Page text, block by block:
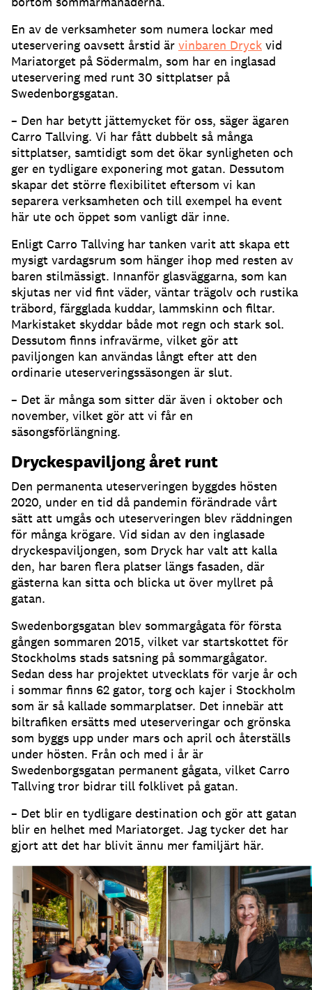
En av de verksamheter som numera lockar med
uteservering oavsett årstid är vinbaren Dryck vid
Mariatorget på Södermalm, som har en inglasad
uteservering med runt 30 sittplatser på
Swedenborgsgatan.
– Den har betytt jättemycket för oss, säger ägaren
Carro Tallving. Vi har fått dubbelt så många
sittplatser, samtidigt som det ökar synligheten och
ger en tydligare exponering mot gatan. Dessutom
skapar det större flexibilitet eftersom vi kan
separera verksamheten och till exempel ha event
här ute och öppet som vanligt där inne.
Enligt Carro Tallving har tanken varit att skapa ett
mysigt vardagsrum som hänger ihop med resten av
baren stilmässigt. Innanför glasväggarna, som kan
skjutas ner vid fint väder, väntar trägolv och rustika
träbord, färgglada kuddar, lammskinn och filtar.
Markistaket skyddar både mot regn och stark sol.
Dessutom finns infravärme, vilket gör att
paviljongen kan användas långt efter att den
ordinarie uteserveringssäsongen är slut.
– Det är många som sitter där även i oktober och
november, vilket gör att vi får en
säsongsförlängning.
Dryckespaviljong året runt
Den permanenta uteserveringen byggdes hösten
2020, under en tid då pandemin förändrade vårt
sätt att umgås och uteserveringen blev räddningen
för många krögare. Vid sidan av den inglasade
dryckespaviljongen, som Dryck har valt att kalla
den, har baren flera platser längs fasaden, där
gästerna kan sitta och blicka ut över myllret på
gatan.
Swedenborgsgatan blev sommargågata för första
gången sommaren 2015, vilket var startskottet för
Stockholms stads satsning på sommargågator.
Sedan dess har projektet utvecklats för varje år och
i sommar finns 62 gator, torg och kajer i Stockholm
som är så kallade sommarplatser. Det innebär att
biltrafiken ersätts med uteserveringar och grönska
som byggs upp under mars och april och återställs
under hösten. Från och med i år är
Swedenborgsgatan permanent gågata, vilket Carro
Tallving tror bidrar till folklivet på gatan.
– Det blir en tydligare destination och gör att gatan
blir en helhet med Mariatorget. Jag tycker det har
gjort att det har blivit ännu mer familjärt här.